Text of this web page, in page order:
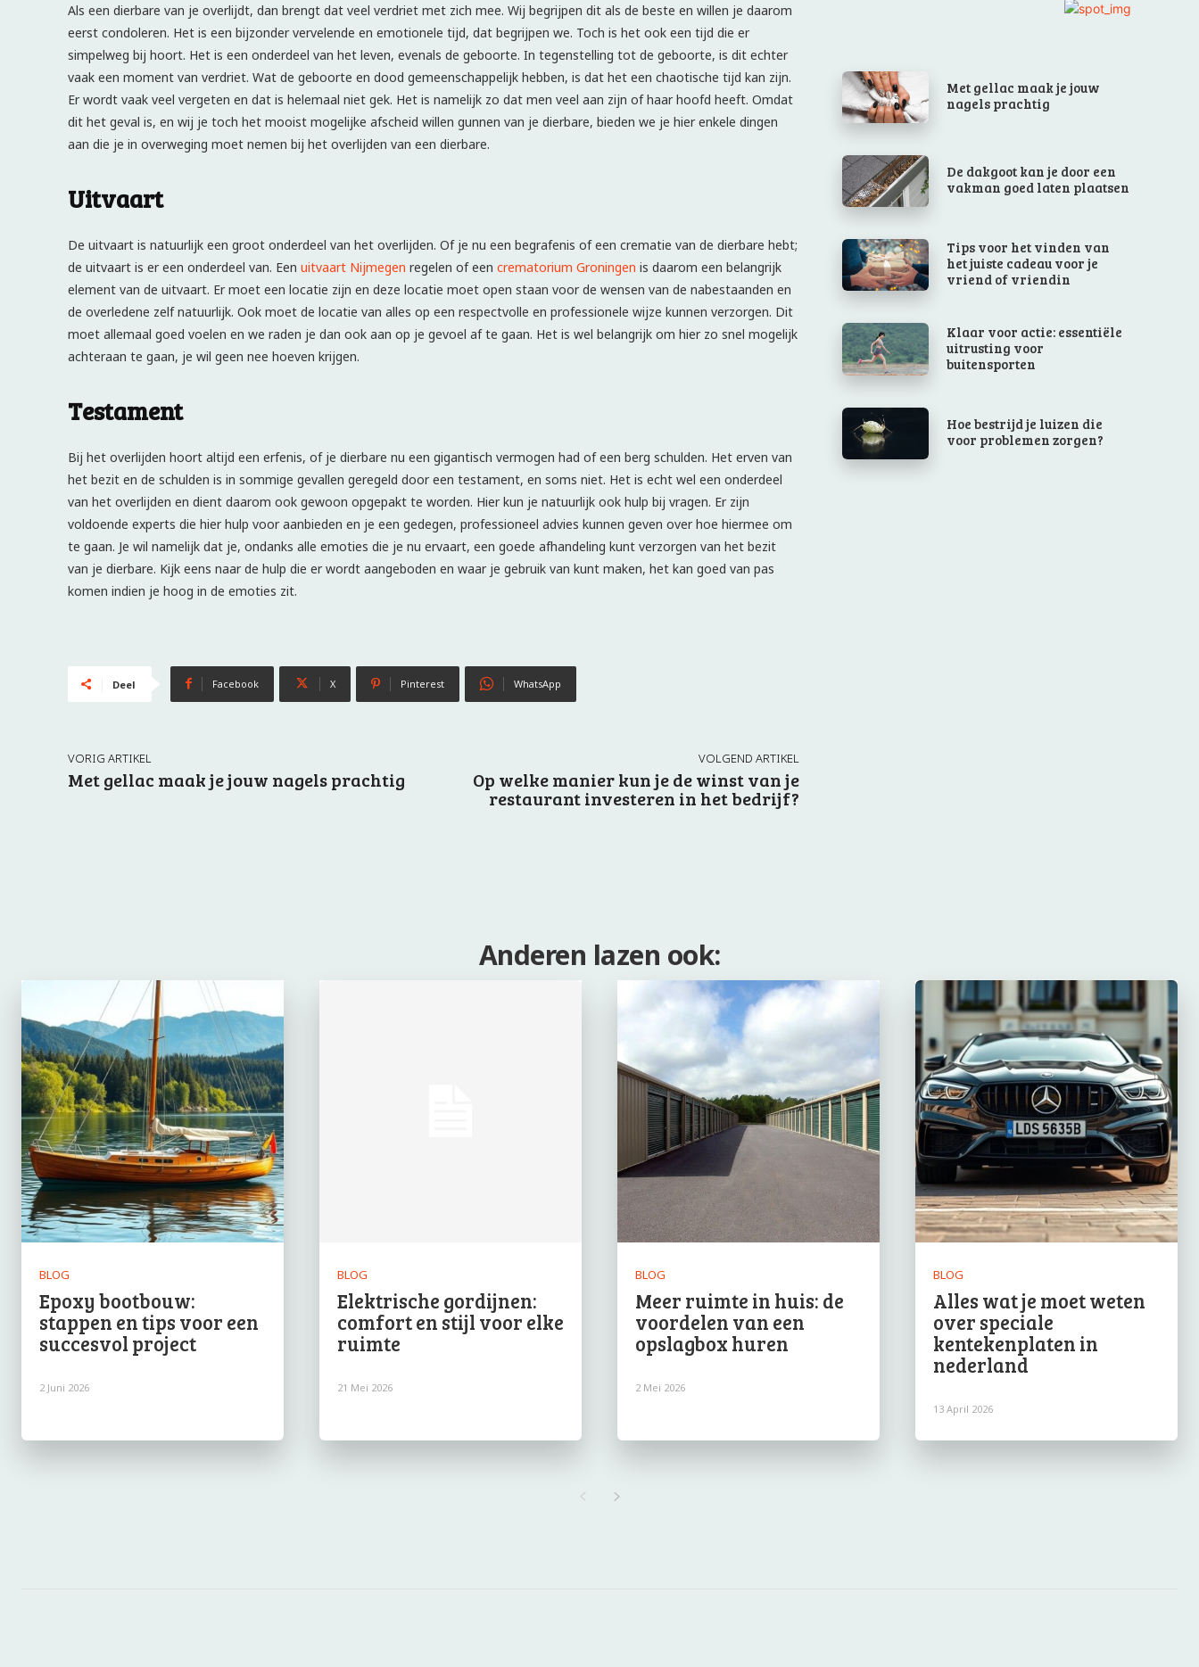
Als een dierbare van je overlijdt, dan brengt dat veel verdriet met zich mee. Wij begrijpen dit als de beste en willen je daarom
eerst condoleren. Het is een bijzonder vervelende en emotionele tijd, dat begrijpen we. Toch is het ook een tijd die er
simpelweg bij hoort. Het is een onderdeel van het leven, evenals de geboorte. In tegenstelling tot de geboorte, is dit echter
vaak een moment van verdriet. Wat de geboorte en dood gemeenschappelijk hebben, is dat het een chaotische tijd kan zijn.
Er wordt vaak veel vergeten en dat is helemaal niet gek. Het is namelijk zo dat men veel aan zijn of haar hoofd heeft. Omdat
dit het geval is, en wij je toch het mooist mogelijke afscheid willen gunnen van je dierbare, bieden we je hier enkele dingen
aan die je in overweging moet nemen bij het overlijden van een dierbare.
Uitvaart
De uitvaart is natuurlijk een groot onderdeel van het overlijden. Of je nu een begrafenis of een crematie van de dierbare hebt;
de uitvaart is er een onderdeel van. Een uitvaart Nijmegen regelen of een crematorium Groningen is daarom een belangrijk
element van de uitvaart. Er moet een locatie zijn en deze locatie moet open staan voor de wensen van de nabestaanden en
de overledene zelf natuurlijk. Ook moet de locatie van alles op een respectvolle en professionele wijze kunnen verzorgen. Dit
moet allemaal goed voelen en we raden je dan ook aan op je gevoel af te gaan. Het is wel belangrijk om hier zo snel mogelijk
achteraan te gaan, je wil geen nee hoeven krijgen.
Testament
Bij het overlijden hoort altijd een erfenis, of je dierbare nu een gigantisch vermogen had of een berg schulden. Het erven van
het bezit en de schulden is in sommige gevallen geregeld door een testament, en soms niet. Het is echt wel een onderdeel
van het overlijden en dient daarom ook gewoon opgepakt te worden. Hier kun je natuurlijk ook hulp bij vragen. Er zijn
voldoende experts die hier hulp voor aanbieden en je een gedegen, professioneel advies kunnen geven over hoe hiermee om
te gaan. Je wil namelijk dat je, ondanks alle emoties die je nu ervaart, een goede afhandeling kunt verzorgen van het bezit
van je dierbare. Kijk eens naar de hulp die er wordt aangeboden en waar je gebruik van kunt maken, het kan goed van pas
komen indien je hoog in de emoties zit.
Deel Facebook X Pinterest WhatsApp
VORIG ARTIKEL
Met gellac maak je jouw nagels prachtig
VOLGEND ARTIKEL
Op welke manier kun je de winst van je
restaurant investeren in het bedrijf?
Met gellac maak je jouw
nagels prachtig
De dakgoot kan je door een
vakman goed laten plaatsen
Tips voor het vinden van
het juiste cadeau voor je
vriend of vriendin
Klaar voor actie: essentiële
uitrusting voor
buitensporten
Hoe bestrijd je luizen die
voor problemen zorgen?
Anderen lazen ook:
BLOG
Epoxy bootbouw:
stappen en tips voor een
succesvol project
2 Juni 2026
BLOG
Elektrische gordijnen:
comfort en stijl voor elke
ruimte
21 Mei 2026
BLOG
Meer ruimte in huis: de
voordelen van een
opslagbox huren
2 Mei 2026
BLOG
Alles wat je moet weten
over speciale
kentekenplaten in
nederland
13 April 2026